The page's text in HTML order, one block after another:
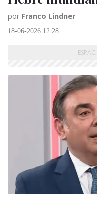
por Franco Lindner
18-06-2026 12:28